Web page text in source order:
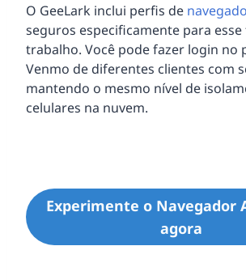
O GeeLark inclui perfis de
seguros especificamente para
trabalho. Você pode fazer login no
Venmo de diferentes clientes com
mantendo o mesmo nível de
celulares na nuvem.
Experimente o Navegador
agora